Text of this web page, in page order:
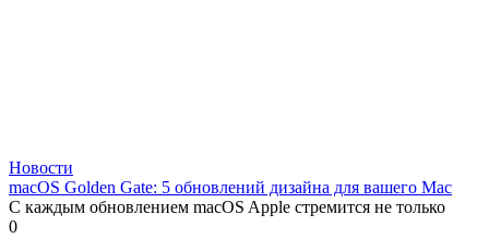
Новости
macOS Golden Gate: 5 обновлений дизайна для вашего Mac
С каждым обновлением macOS Apple стремится не только
0